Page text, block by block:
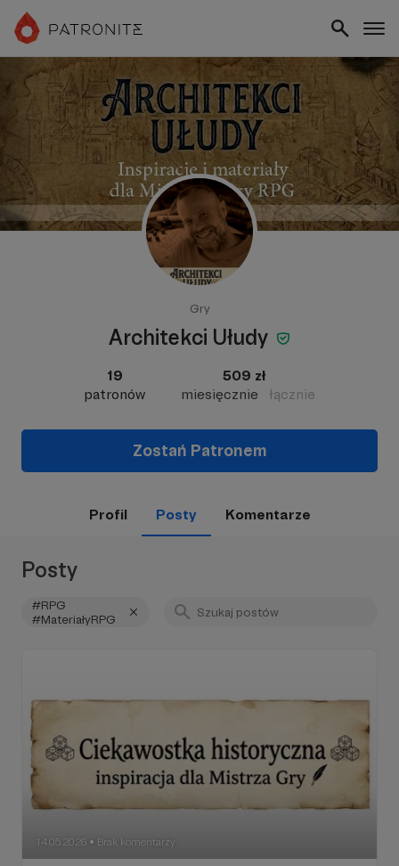
Gry
Architekci Ułudy
19
patronów
509 zł
miesięcznie
łącznie
Zostań Patronem
Profil Posty Komentarze
Posty
#RPG
#MateriałyRPG
14.05.2026 ● Brak komentarzy